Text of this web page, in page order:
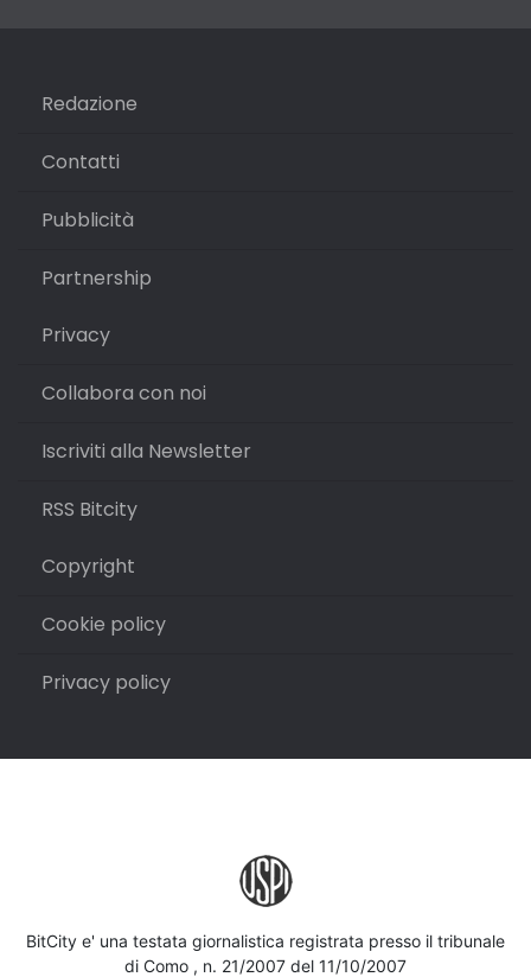
Redazione
Contatti
Pubblicità
Partnership
Privacy
Collabora con noi
Iscriviti alla Newsletter
RSS Bitcity
Copyright
Cookie policy
Privacy policy
BitCity e' una testata giornalistica registrata presso il tribunale
di Como , n. 21/2007 del 11/10/2007